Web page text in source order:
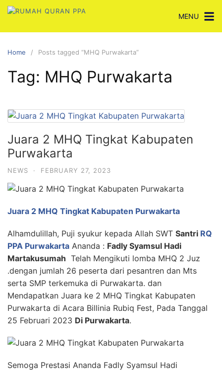
Skip
content
MENU
Home Posts tagged “MHQ Purwakarta”
Tag: MHQ Purwakarta
Juara 2 MHQ Tingkat Kabupaten
Purwakarta
NEWS · FEBRUARY 27, 2023
Juara 2 MHQ Tingkat Kabupaten Purwakarta
Alhamdulillah, Puji syukur kepada Allah SWT Santri RQ
PPA Purwakarta Ananda : Fadly Syamsul Hadi
Martakusumah Telah Mengikuti lomba MHQ 2 Juz
.dengan jumlah 26 peserta dari pesantren dan Mts
serta SMP terkemuka di Purwakarta. dan
Mendapatkan Juara ke 2 MHQ Tingkat Kabupaten
Purwakarta di Acara Billinia Rubiq Fest, Pada Tanggal
25 Februari 2023 Di Purwakarta.
Semoga Prestasi Ananda Fadly Syamsul Hadi